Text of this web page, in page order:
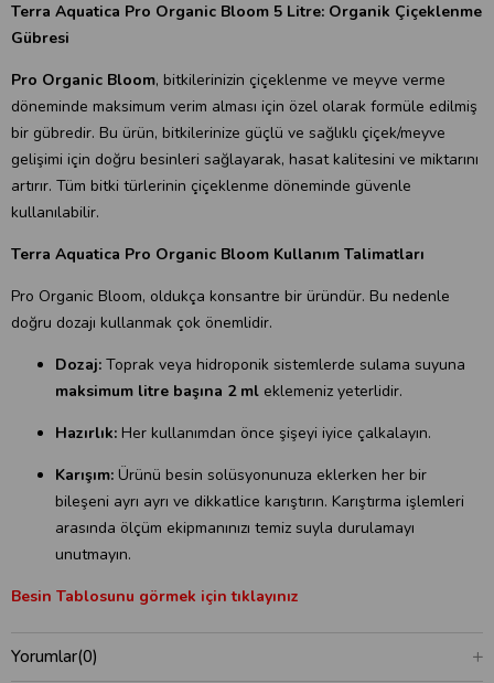
Terra Aquatica Pro Organic Bloom 5 Litre: Organik Çiçeklenme
Gübresi
Pro Organic Bloom, bitkilerinizin çiçeklenme ve meyve verme
döneminde maksimum verim alması için özel olarak formüle edilmiş
bir gübredir. Bu ürün, bitkilerinize güçlü ve sağlıklı çiçek/meyve
gelişimi için doğru besinleri sağlayarak, hasat kalitesini ve miktarını
artırır. Tüm bitki türlerinin çiçeklenme döneminde güvenle
kullanılabilir.
Terra Aquatica Pro Organic Bloom Kullanım Talimatları
Pro Organic Bloom, oldukça konsantre bir üründür. Bu nedenle
doğru dozajı kullanmak çok önemlidir.
Dozaj: Toprak veya hidroponik sistemlerde sulama suyuna
maksimum litre başına 2 ml eklemeniz yeterlidir.
Hazırlık: Her kullanımdan önce şişeyi iyice çalkalayın.
Karışım: Ürünü besin solüsyonunuza eklerken her bir
bileşeni ayrı ayrı ve dikkatlice karıştırın. Karıştırma işlemleri
arasında ölçüm ekipmanınızı temiz suyla durulamayı
unutmayın.
Besin Tablosunu görmek için tıklayınız
Yorumlar(0)